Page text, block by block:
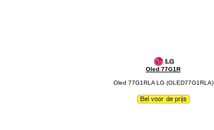
Oled 77G1R
Oled 77G1RLA LG (OLED77G1RLA)